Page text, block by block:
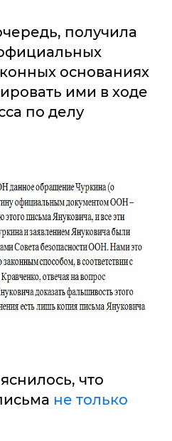
получила
основаниях
ими в ходе
по делу
что
не только